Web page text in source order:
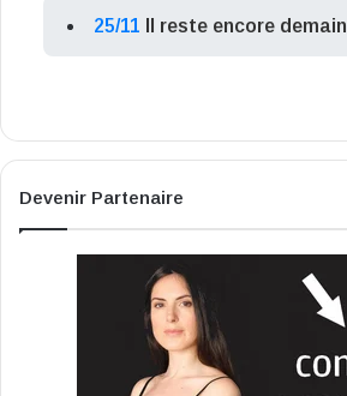
25/11 Il reste encore demain
Devenir Partenaire